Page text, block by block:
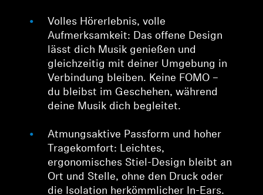
Volles Hörerlebnis, volle
Aufmerksamkeit: Das offene Design
lässt dich Musik genießen und
gleichzeitig mit deiner Umgebung in
Verbindung bleiben. Keine FOMO –
du bleibst im Geschehen, während
deine Musik dich begleitet.
Atmungsaktive Passform und hoher
Tragekomfort: Leichtes,
ergonomisches Stiel-Design bleibt an
Ort und Stelle, ohne den Druck oder
die Isolation herkömmlicher In-Ears.